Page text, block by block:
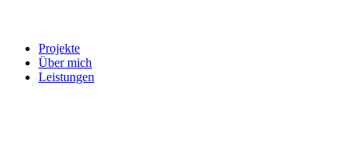
Projekte
Über mich
Leistungen